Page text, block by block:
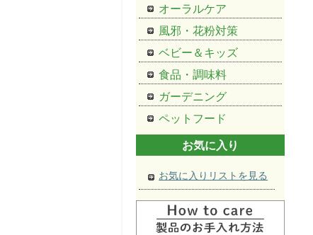
オーラルケア
風邪・花粉対策
ベビー＆キッズ
食品・調味料
ガーデニング
ペットフード
お気に入り
お気に入りリストを見る